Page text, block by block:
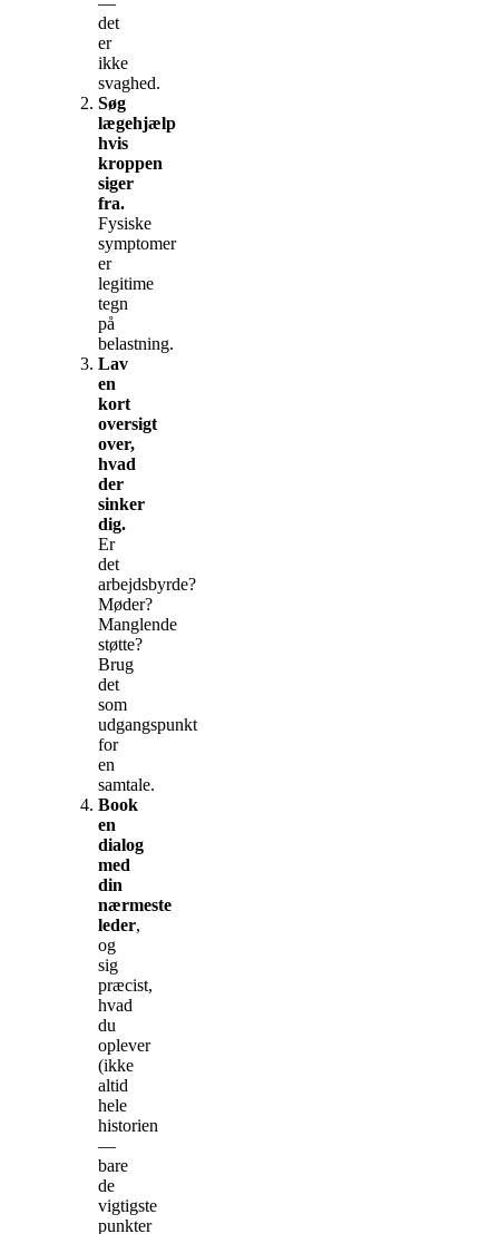
det
er
ikke
svaghed.
Søg
lægehjælp
hvis
kroppen
siger
fra.
Fysiske
symptomer
er
legitime
tegn
på
belastning.
Lav
en
kort
oversigt
over,
hvad
der
sinker
dig.
Er
det
arbejdsbyrde?
Møder?
Manglende
støtte?
Brug
det
som
udgangspunkt
for
en
samtale.
Book
en
dialog
med
din
nærmeste
leder,
og
sig
præcist,
hvad
du
oplever
(ikke
altid
hele
historien
—
bare
de
vigtigste
punkter